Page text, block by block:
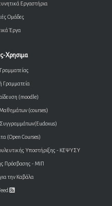
Εργαστήρια
Ομάδες
Έργα
Χρησιμα
Γραμματεία
(moodle)
(courses)
(Open Courses)
Υποστήριξης - ΚΕΨΥΣΥ
Πρόσβασης - ΜΙΠ
την Καβάλα